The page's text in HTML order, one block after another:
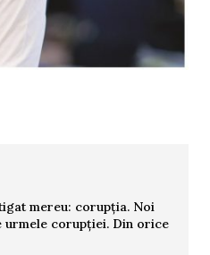
mereu: corupția. Noi
urmele corupției. Din orice